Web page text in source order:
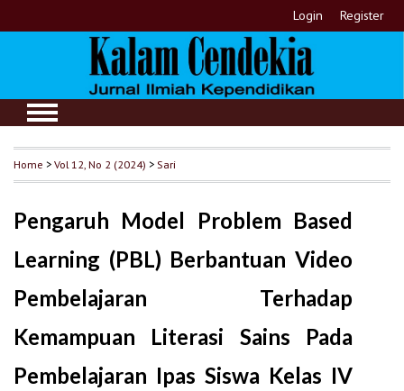
Login Register
Home >Vol 12, No 2 (2024) >Sari
Pengaruh Model Problem Based
Learning (PBL) Berbantuan Video
Pembelajaran Terhadap
Kemampuan Literasi Sains Pada
Pembelajaran Ipas Siswa Kelas IV